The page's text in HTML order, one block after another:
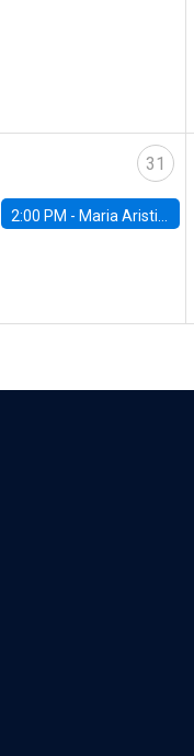
31
2:00 PM - Maria Aristizabal-Ramirez, FED Board